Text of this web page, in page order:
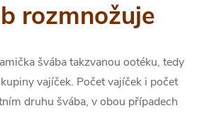
rozmnožuje
švába takzvanou ootéku, tedy
vajíček. Počet vajíček i počet
druhu švába, v obou případech